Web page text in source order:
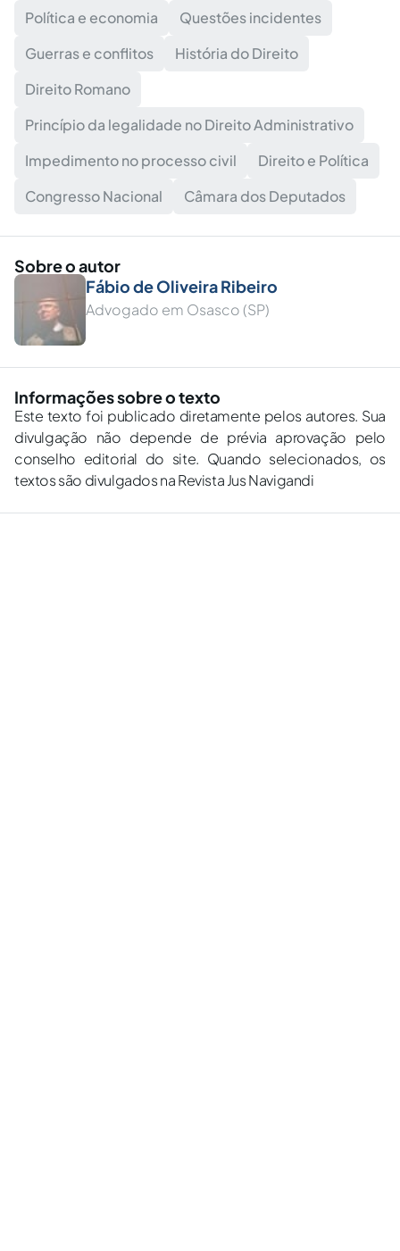
Política e economia
Questões incidentes
Guerras e conflitos
História do Direito
Direito Romano
Princípio da legalidade no Direito Administrativo
Impedimento no processo civil
Direito e Política
Congresso Nacional
Câmara dos Deputados
Sobre o autor
Fábio de Oliveira Ribeiro
Advogado em Osasco (SP)
Informações sobre o texto
Este texto foi publicado diretamente pelos autores. Sua
divulgação não depende de prévia aprovação pelo
conselho editorial do site. Quando selecionados, os
textos são divulgados na Revista Jus Navigandi